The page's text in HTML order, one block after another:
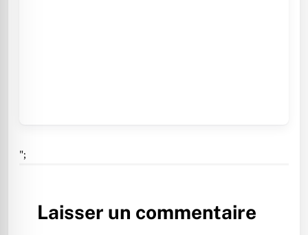
";
Laisser un commentaire